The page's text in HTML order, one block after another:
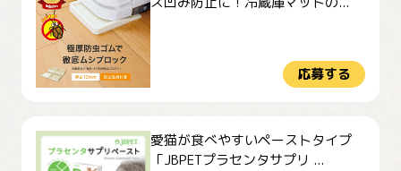
応募する
愛猫が食べやすいペーストタイプ
「JBPETプラセンタサプリ ...